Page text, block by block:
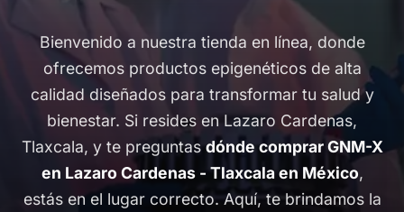
Bienvenido a nuestra tienda en línea, donde
ofrecemos productos epigenéticos de alta
calidad diseñados para transformar tu salud y
bienestar. Si resides en Lazaro Cardenas,
Tlaxcala, y te preguntasdónde comprar GNM-X
en Lazaro Cardenas - Tlaxcala en México,
estás en el lugar correcto. Aquí, te brindamos la